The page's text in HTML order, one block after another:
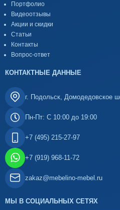
Портфолио
Видеоотзывы
Акции и скидки
Статьи
Контакты
Вопрос-ответ
КОНТАКТНЫЕ ДАННЫЕ
г. Подольск, Домодедовское
Пн-Пт: С 10:00 до 19:00
+7 (495) 215-27-97
+7 (919) 968-11-72
zakaz@mebelino-mebel.ru
МЫ В СОЦИАЛЬНЫХ СЕТЯХ